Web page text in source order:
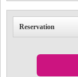
Reservation